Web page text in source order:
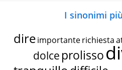
I sinonimi
dire importante richiesta
dolce prolisso